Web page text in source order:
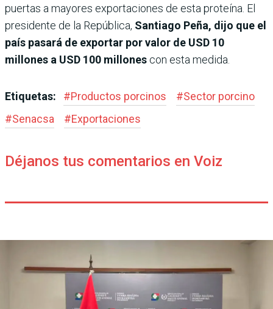
puertas a mayores exportaciones de esta proteína. El
presidente de la República, Santiago Peña, dijo que el
país pasará de exportar por valor de USD 10
millones a USD 100 millones con esta medida.
Etiquetas: #Productos porcinos #Sector porcino
#Senacsa #Exportaciones
Déjanos tus comentarios en Voiz